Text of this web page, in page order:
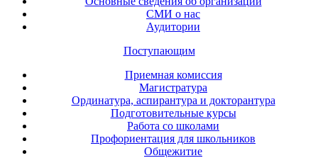
СМИ о нас
Аудитории
Поступающим
Приемная комиссия
Магистратура
Ординатура, аспирантура и докторантура
Подготовительные курсы
Работа со школами
Профориентация для школьников
Общежитие